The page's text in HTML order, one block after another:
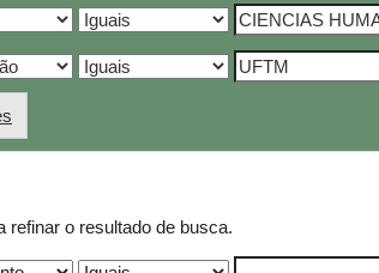
refinar o resultado de busca.